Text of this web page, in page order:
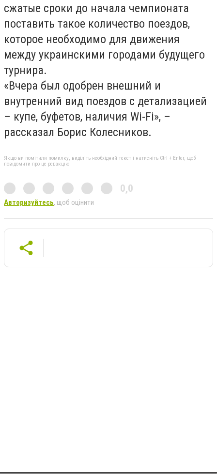
сжатые сроки до начала чемпионата
поставить такое количество поездов,
которое необходимо для движения
между украинскими городами будущего
турнира.
«Вчера был одобрен внешний и
внутренний вид поездов с детализацией
– купе, буфетов, наличия Wi-Fi», –
рассказал Борис Колесников.
Якщо ви помітили помилку, виділіть необхідний текст і натисніть Ctrl + Enter, щоб
повідомити про це редакцію
0,0
Авторизуйтесь, щоб оцінити